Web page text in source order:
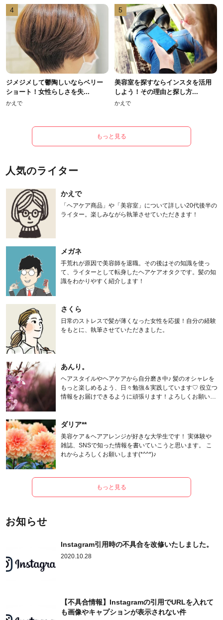
4
ジメジメして鬱陶しいならベリー
ショート！女性らしさを失...
かえで
5
美容室を探すならインスタを活用
しよう！その理由と探し方...
かえで
もっと見る
人気のライター
かえで
「ヘアケア商品」や「美容室」について詳しい20代後半の
ライター。楽しみながら執筆させていただきます！
メガネ
手荒れが原因で美容師を退職。その後はその知識を使っ
て、ライターとして転身したヘアケアオタクです。髪の知
識をわかりやすく紹介します！
さくら
日常のストレスで髪が薄くなった女性を応援！自分の経験
をもとに、執筆させていただきました。
あんり。
ヘアスタイルやヘアケアから自分磨き中♪ 髪のオシャレを
もっと楽しめるよう、日々勉強＆実践しています♡ 役立つ
情報をお届けできるように頑張ります！よろしくお願いし
ダリア**
美容ケア＆ヘアアレンジが好きな大学生です！ 実体験や
雑誌、SNSで知った情報を書いていこうと思います。 こ
れからよろしくお願いします(*^^*)♪
もっと見る
お知らせ
Instagram引用時の不具合を改修いたしました。
2020.10.28
【不具合情報】Instagramの引用でURLを入れて
も画像やキャプションが表示されない件